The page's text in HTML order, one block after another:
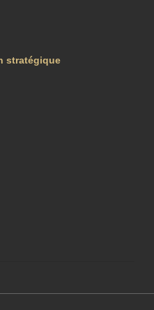
stratégique